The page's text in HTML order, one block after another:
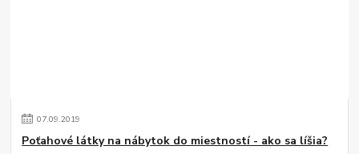
07.09.2019
Poťahové látky na nábytok do miestností - ako sa líšia?